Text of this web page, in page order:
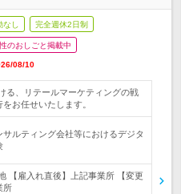
なし 完全週休2日制
のおしごと掲載中
08/10
る、リテールマーケティングの戦
お任せいたします。
サルティング会社等におけるデジタ
【雇入れ直後】上記事業所 【変更
所